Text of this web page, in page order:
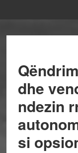
dhe
ndezin
si